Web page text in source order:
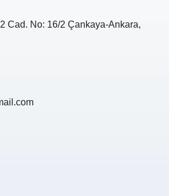
Cad. No: 16/2 Çankaya-Ankara,